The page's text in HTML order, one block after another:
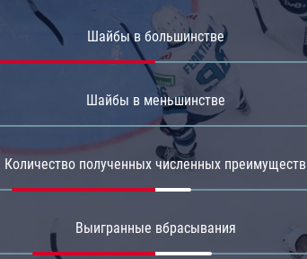
Шайбы в большинстве
Шайбы в меньшинстве
Количество полученных численных преимуществ
Выигранные вбрасывания